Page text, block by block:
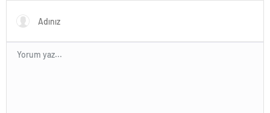
olacak